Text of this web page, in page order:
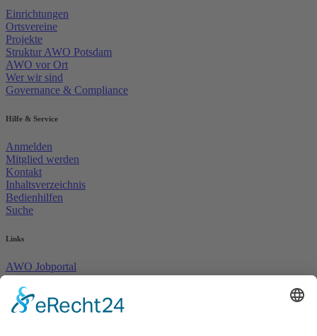
Einrichtungen
Ortsvereine
Projekte
Struktur AWO Potsdam
AWO vor Ort
Wer wir sind
Governance & Compliance
Hilfe & Service
Anmelden
Mitglied werden
Kontakt
Inhaltsverzeichnis
Bedienhilfen
Suche
Links
AWO Jobportal
AWO Ehrenamt Portal
AWO Schulgesundheitsfachkräfte
AWO Bundesverband